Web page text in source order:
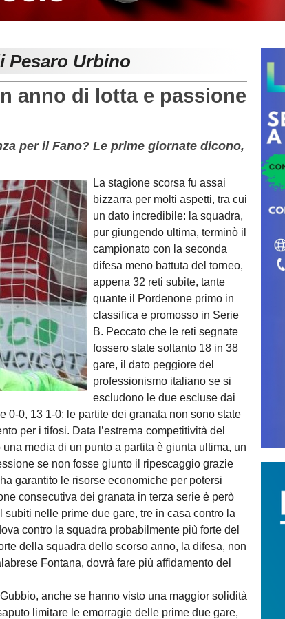
Pesaro Urbino
anno di lotta e passione
per il Fano? Le prime giornate dicono,
La stagione scorsa fu assai
bizzarra per molti aspetti, tra cui
un dato incredibile: la squadra,
pur giungendo ultima, terminò il
campionato con la seconda
difesa meno battuta del torneo,
appena 32 reti subite, tante
quante il Pordenone primo in
classifica e promosso in Serie
B. Peccato che le reti segnate
fossero state soltanto 18 in 38
gare, il dato peggiore del
professionismo italiano se si
escludono le due escluse dai
0-0, 13 1-0: le partite dei granata non sono state
per i tifosi. Data l’estrema competitività del
media di un punto a partita è giunta ultima, un
se non fosse giunto il ripescaggio grazie
garantito le risorse economiche per potersi
consecutiva dei granata in terza serie è però
nelle prime due gare, tre in casa contro la
contro la squadra probabilmente più forte del
della squadra dello scorso anno, la difesa, non
Fontana, dovrà fare più affidamento del
anche se hanno visto una maggior solidità
limitare le emorragie delle prime due gare,